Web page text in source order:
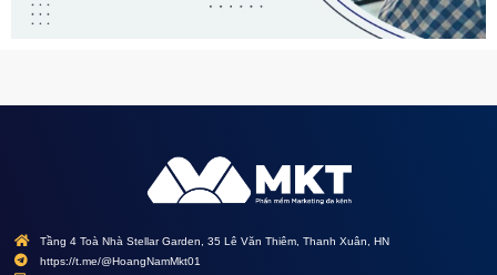
Tầng 4 Toà Nhà Stellar Garden, 35 Lê Văn Thiêm, Thanh Xuân, HN
https://t.me/@HoangNamMkt01